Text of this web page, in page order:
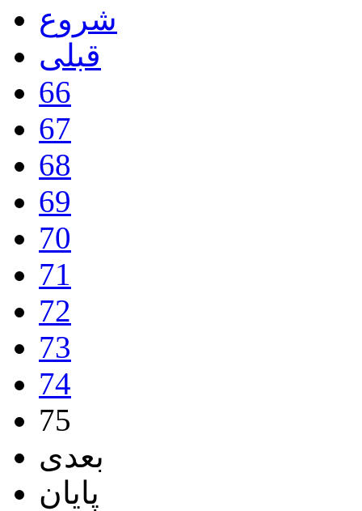
شروع
قبلی
66
67
68
69
70
71
72
73
74
75
بعدی
پایان